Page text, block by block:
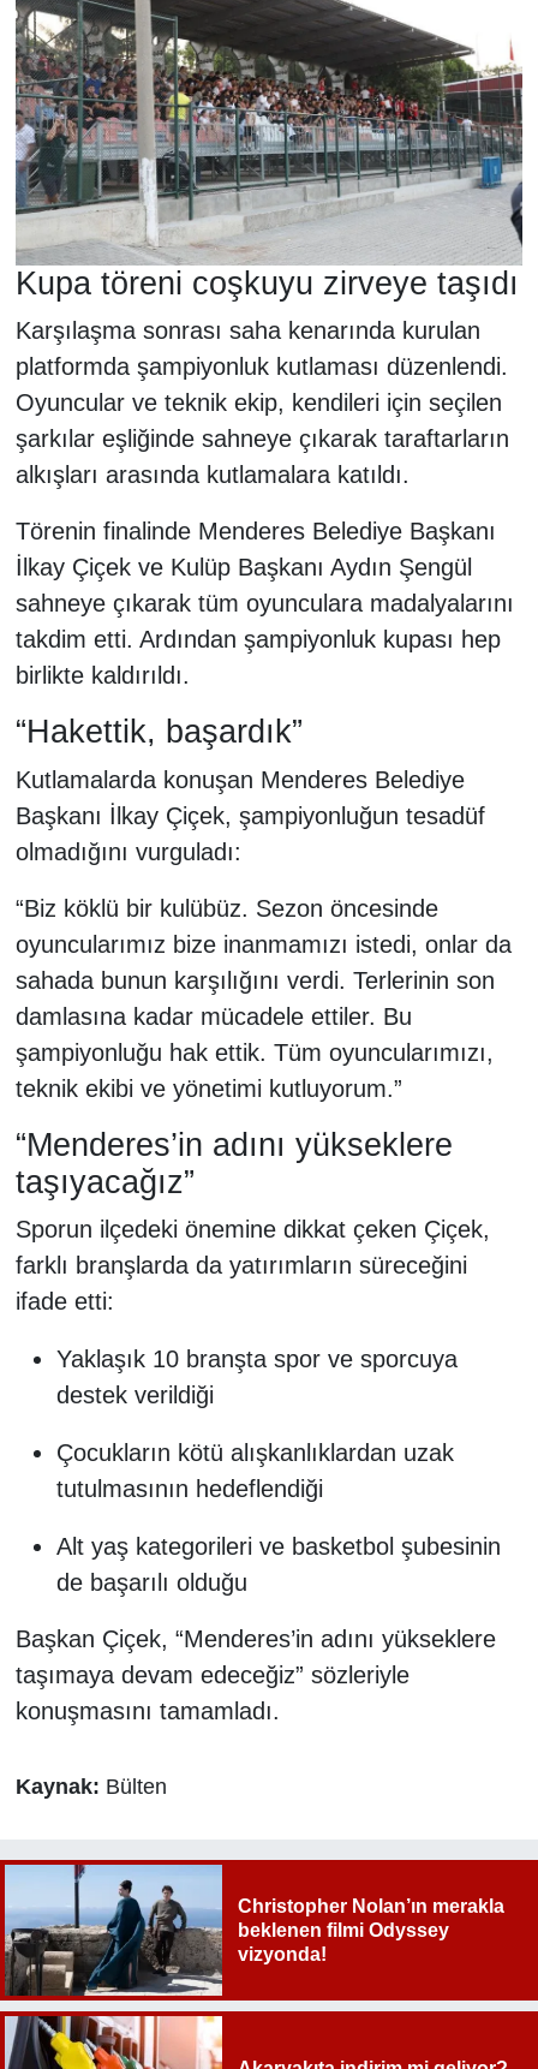
Kupa töreni coşkuyu zirveye taşıdı
Karşılaşma sonrası saha kenarında kurulan
platformda şampiyonluk kutlaması düzenlendi.
Oyuncular ve teknik ekip, kendileri için seçilen
şarkılar eşliğinde sahneye çıkarak taraftarların
alkışları arasında kutlamalara katıldı.
Törenin finalinde Menderes Belediye Başkanı
İlkay Çiçek ve Kulüp Başkanı Aydın Şengül
sahneye çıkarak tüm oyunculara madalyalarını
takdim etti. Ardından şampiyonluk kupası hep
birlikte kaldırıldı.
“Hakettik, başardık”
Kutlamalarda konuşan Menderes Belediye
Başkanı İlkay Çiçek, şampiyonluğun tesadüf
olmadığını vurguladı:
“Biz köklü bir kulübüz. Sezon öncesinde
oyuncularımız bize inanmamızı istedi, onlar da
sahada bunun karşılığını verdi. Terlerinin son
damlasına kadar mücadele ettiler. Bu
şampiyonluğu hak ettik. Tüm oyuncularımızı,
teknik ekibi ve yönetimi kutluyorum.”
“Menderes’in adını yükseklere
taşıyacağız”
Sporun ilçedeki önemine dikkat çeken Çiçek,
farklı branşlarda da yatırımların süreceğini
ifade etti:
Yaklaşık 10 branşta spor ve sporcuya
destek verildiği
Çocukların kötü alışkanlıklardan uzak
tutulmasının hedeflendiği
Alt yaş kategorileri ve basketbol şubesinin
de başarılı olduğu
Başkan Çiçek, “Menderes’in adını yükseklere
taşımaya devam edeceğiz” sözleriyle
konuşmasını tamamladı.
Kaynak: Bülten
Christopher Nolan’ın merakla
beklenen filmi Odyssey
vizyonda!